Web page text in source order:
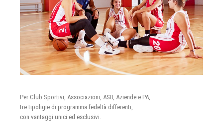
Per Club Sportivi, Associazioni, ASD, Aziende e PA,
tre tipoligie di programma fedeltà differenti,
con vantaggi unici ed esclusivi.